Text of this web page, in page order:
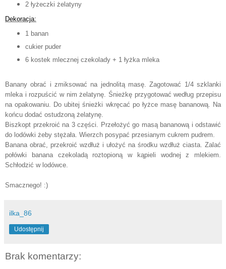
2 łyżeczki żelatyny
Dekoracja:
1 banan
cukier puder
6 kostek mlecznej czekolady + 1 łyżka mleka
Banany obrać i zmiksować na jednolitą masę. Zagotować 1/4 szklanki
mleka i rozpuścić w nim żelatynę. Śnieżkę przygotować według przepisu
na opakowaniu. Do ubitej śnieżki wkręcać po łyżce masę bananową. Na
końcu dodać ostudzoną żelatynę.
Biszkopt przekroić na 3 części. Przełożyć go masą bananową i odstawić
do lodówki żeby stężała. Wierzch posypać przesianym cukrem pudrem.
Banana obrać, przekroić wzdłuż i ułożyć na środku wzdłuż ciasta. Zalać
połówki banana czekoladą roztopioną w kąpieli wodnej z mlekiem.
Schłodzić w lodówce.
Smacznego! :)
ilka_86
Udostępnij
Brak komentarzy: